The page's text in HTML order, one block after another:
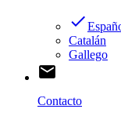
done
Catalán
Gallego
email
Contacto